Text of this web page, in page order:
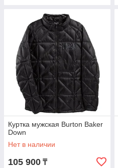
Куртка мужская Burton Baker
Down
Нет в наличии
105 900 ₸